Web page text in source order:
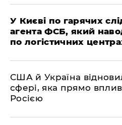
У Києві по гарячих
агента ФСБ, який
по логістичних
США й Україна
сфері, яка прямо
Росією